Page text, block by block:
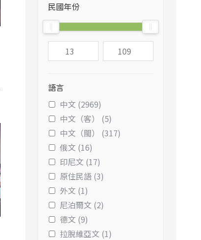
民國年份
語言
中文 (2969)
中文（客） (5)
中文（閩） (317)
俄文 (16)
印尼文 (17)
原住民語 (3)
外文 (1)
尼泊爾文 (2)
德文 (9)
拉脫維亞文 (1)